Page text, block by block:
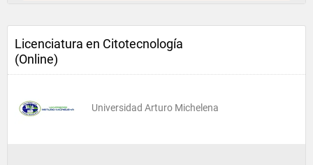
Licenciatura en Citotecnología
(Online)
Universidad Arturo Michelena